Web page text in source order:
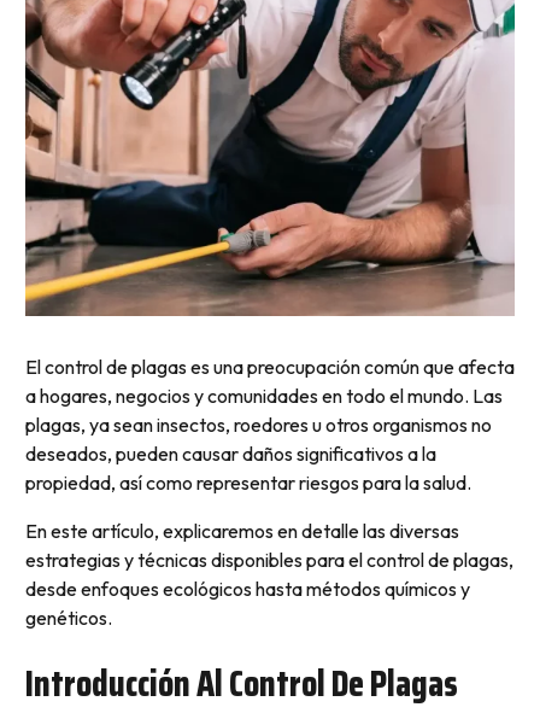
El control de plagas es una preocupación común que afecta
a hogares, negocios y comunidades en todo el mundo. Las
plagas, ya sean insectos, roedores u otros organismos no
deseados, pueden causar daños significativos a la
propiedad, así como representar riesgos para la salud.
En este artículo, explicaremos en detalle las diversas
estrategias y técnicas disponibles para el control de plagas,
desde enfoques ecológicos hasta métodos químicos y
genéticos.
Introducción Al Control De Plagas